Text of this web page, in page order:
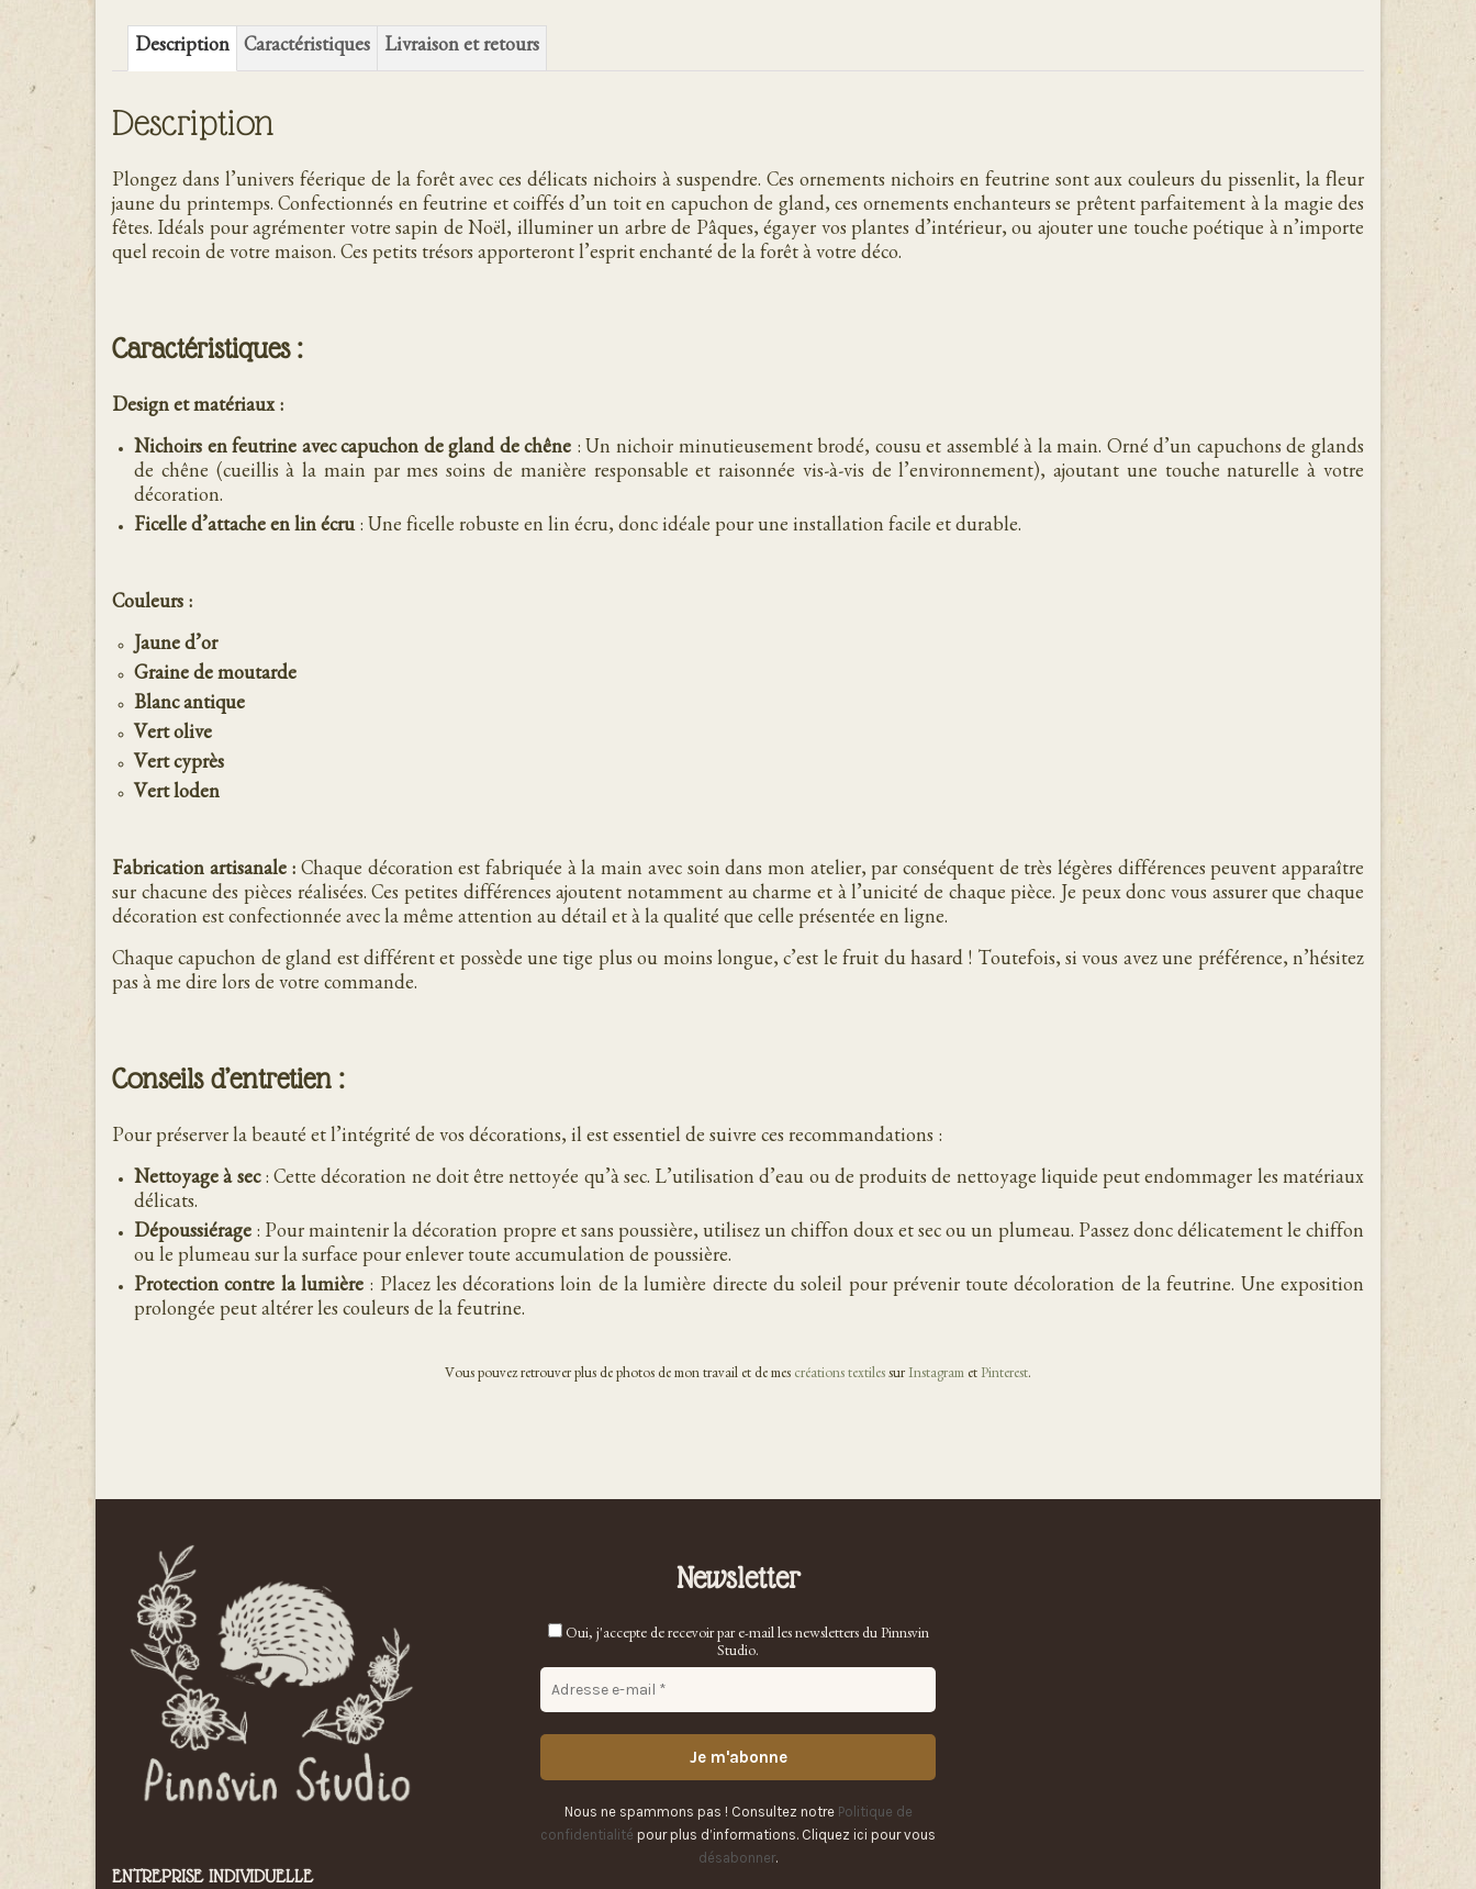
Description Caractéristiques Livraison et retours
Description
Plongez dans l’univers féerique de la forêt avec ces délicats nichoirs à suspendre. Ces ornements nichoirs en feutrine sont aux couleurs du pissenlit, la fleur
jaune du printemps. Confectionnés en feutrine et coiffés d’un toit en capuchon de gland, ces ornements enchanteurs se prêtent parfaitement à la magie des
fêtes. Idéals pour agrémenter votre sapin de Noël, illuminer un arbre de Pâques, égayer vos plantes d’intérieur, ou ajouter une touche poétique à n’importe
quel recoin de votre maison. Ces petits trésors apporteront l’esprit enchanté de la forêt à votre déco.
Caractéristiques :
Design et matériaux :
Nichoirs en feutrine avec capuchon de gland de chêne : Un nichoir minutieusement brodé, cousu et assemblé à la main. Orné d’un capuchons de glands
de chêne (cueillis à la main par mes soins de manière responsable et raisonnée vis-à-vis de l’environnement), ajoutant une touche naturelle à votre
décoration.
Ficelle d’attache en lin écru: Une ficelle robuste en lin écru, donc idéale pour une installation facile et durable.
Couleurs :
Jaune d’or
Graine de moutarde
Blanc antique
Vert olive
Vert cyprès
Vert loden
Fabrication artisanale : Chaque décoration est fabriquée à la main avec soin dans mon atelier, par conséquent de très légères différences peuvent apparaître
sur chacune des pièces réalisées. Ces petites différences ajoutent notamment au charme et à l’unicité de chaque pièce. Je peux donc vous assurer que chaque
décoration est confectionnée avec la même attention au détail et à la qualité que celle présentée en ligne.
Chaque capuchon de gland est différent et possède une tige plus ou moins longue, c’est le fruit du hasard ! Toutefois, si vous avez une préférence, n’hésitez
pas à me dire lors de votre commande.
Conseils d’entretien :
Pour préserver la beauté et l’intégrité de vos décorations, il est essentiel de suivre ces recommandations :
Nettoyage à sec: Cette décoration ne doit être nettoyée qu’à sec. L’utilisation d’eau ou de produits de nettoyage liquide peut endommager les matériaux
délicats.
Dépoussiérage : Pour maintenir la décoration propre et sans poussière, utilisez un chiffon doux et sec ou un plumeau. Passez donc délicatement le chiffon
ou le plumeau sur la surface pour enlever toute accumulation de poussière.
Protection contre la lumière: Placez les décorations loin de la lumière directe du soleil pour prévenir toute décoloration de la feutrine. Une exposition
prolongée peut altérer les couleurs de la feutrine.
Vous pouvez retrouver plus de photos de mon travail et de mes créations textiles sur Instagram et Pinterest.
ENTREPRISE INDIVIDUELLE
Newsletter
Oui, j'accepte de recevoir par e-mail les newsletters du Pinnsvin
Studio.
Nous ne spammons pas ! Consultez notre Politique de
confidentialité pour plus d’informations. Cliquez ici pour vous
désabonner.